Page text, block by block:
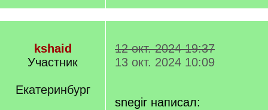
kshaid
Участник
Екатеринбург
12 окт. 2024 19:37
13 окт. 2024 10:09
snegir написал: